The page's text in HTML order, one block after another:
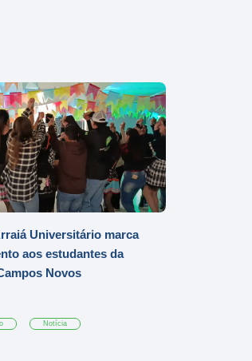
Universitário marca
aos estudantes da
Novos
Notícia